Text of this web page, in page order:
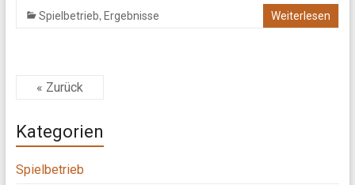
Spielbetrieb, Ergebnisse Weiterlesen
« Zurück
Kategorien
Spielbetrieb